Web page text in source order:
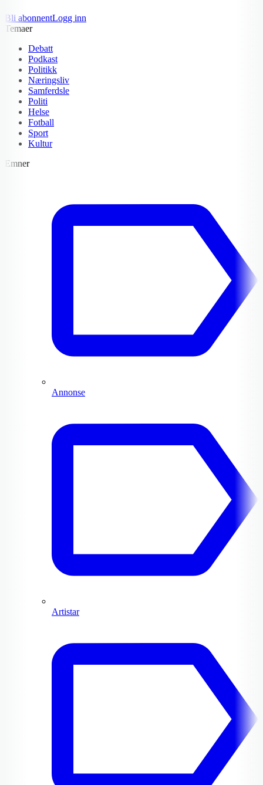
Bli abonnentLogg inn
Temaer
Debatt
Podkast
Politikk
Næringsliv
Samferdsle
Politi
Helse
Fotball
Sport
Kultur
Emner
Annonse
Artistar